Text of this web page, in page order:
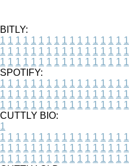
BITLY:
1 1 1 1 1 1 1 1 1 1 1 1 1 1 1 1 1
1 1 1 1 1 1 1 1 1 1 1 1 1 1 1 1 1
1 1 1 1 1 1 1 1 1 1 1 1 1 1 1 1 1
SPOTIFY:
1 1 1 1 1 1 1 1 1 1 1 1 1 1 1 1 1
1 1 1 1 1 1 1 1 1 1 1 1 1 1 1 1 1
1 1 1 1 1 1 1 1 1 1 1 1 1 1 1 1 1
CUTTLY BIO:
1
1 1 1 1 1 1 1 1 1 1 1 1 1 1 1 1 1
1 1 1 1 1 1 1 1 1 1 1 1 1 1 1 1 1
1 1 1 1 1 1 1 1 1 1 1 1 1 1 1 1 1